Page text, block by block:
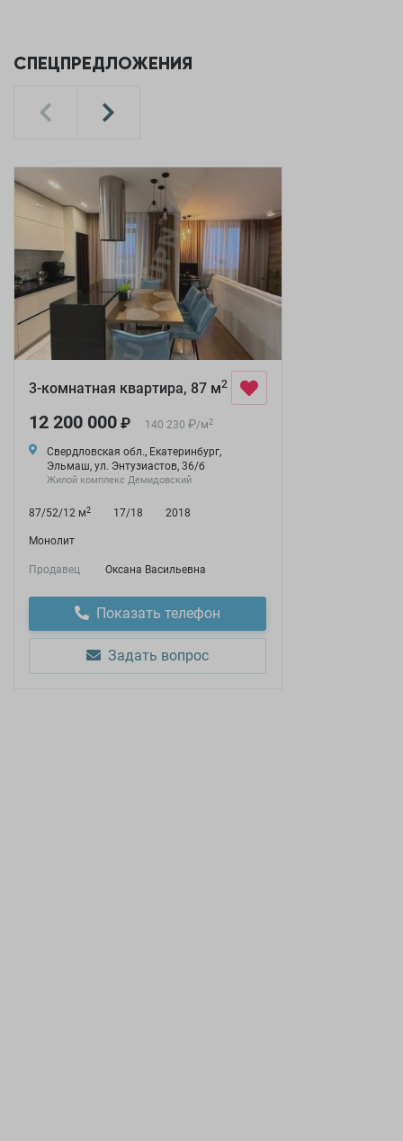
СПЕЦПРЕДЛОЖЕНИЯ
3-комнатная квартира, 87 м2
12 200 000 ₽ 140 230 ₽/м2
Свердловская обл., Екатеринбург,
Эльмаш, ул. Энтузиастов, 36/б
Жилой комплекс Демидовский
87/52/12 м2 17/18 2018
Монолит
Продавец Оксана Васильевна
Показать телефон
Задать вопрос